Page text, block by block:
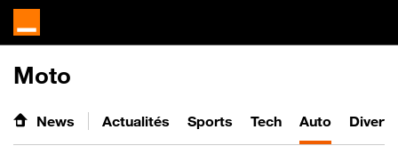
Moto
News Actualités Sports Tech Auto